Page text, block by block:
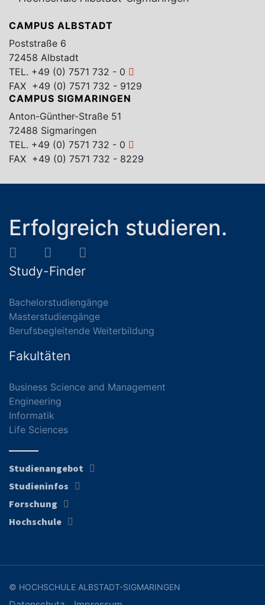
CAMPUS ALBSTADT
Poststraße 6
72458 Albstadt
TEL. +49 (0) 7571 732 - 0
FAX +49 (0) 7571 732 - 9129
CAMPUS SIGMARINGEN
Anton-Günther-Straße 51
72488 Sigmaringen
TEL. +49 (0) 7571 732 - 0
FAX +49 (0) 7571 732 - 8229
Erfolgreich studieren.
Study-Finder
Bachelorstudiengänge
Masterstudiengänge
Berufsbegleitende Weiterbildung
Fakultäten
Business Science and Management
Engineering
Informatik
Life Sciences
Studienangebot
Studieninfos
Forschung
Hochschule
© HOCHSCHULE ALBSTADT-SIGMARINGEN